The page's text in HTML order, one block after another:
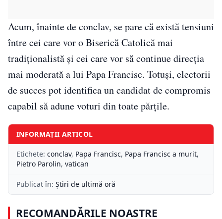
Acum, înainte de conclav, se pare că există tensiuni
între cei care vor o Biserică Catolică mai
tradiționalistă și cei care vor să continue direcția
mai moderată a lui Papa Francisc. Totuși, electorii
de succes pot identifica un candidat de compromis
capabil să adune voturi din toate părţile.
INFORMAȚII ARTICOL
Etichete: conclav, Papa Francisc, Papa Francisc a murit,
Pietro Parolin, vatican
Publicat în: Știri de ultimă oră
RECOMANDĂRILE NOASTRE